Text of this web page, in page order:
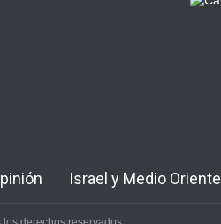
Israel y Medio Oriente